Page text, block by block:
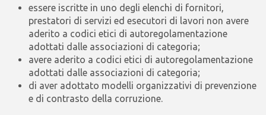
essere iscritte in uno degli elenchi di fornitori,
prestatori di servizi ed esecutori di lavori non avere
aderito a codici etici di autoregolamentazione
adottati dalle associazioni di categoria;
avere aderito a codici etici di autoregolamentazione
adottati dalle associazioni di categoria;
di aver adottato modelli organizzativi di prevenzione
e di contrasto della corruzione.